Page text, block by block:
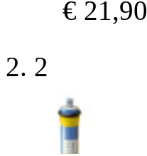
€ 21,90
2